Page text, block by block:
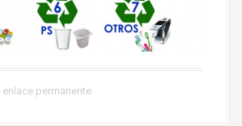
enlace permanente